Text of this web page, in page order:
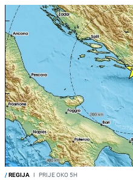
/REGIJA I PRIJE OKO 5H